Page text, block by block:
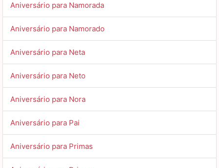
Aniversário para Namorada
Aniversário para Namorado
Aniversário para Neta
Aniversário para Neto
Aniversário para Nora
Aniversário para Pai
Aniversário para Primas